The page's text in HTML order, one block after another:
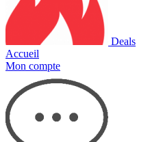
Deals
Accueil
Mon compte